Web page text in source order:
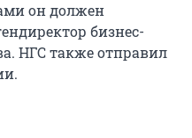
он должен
бизнес-
НГС также отправил